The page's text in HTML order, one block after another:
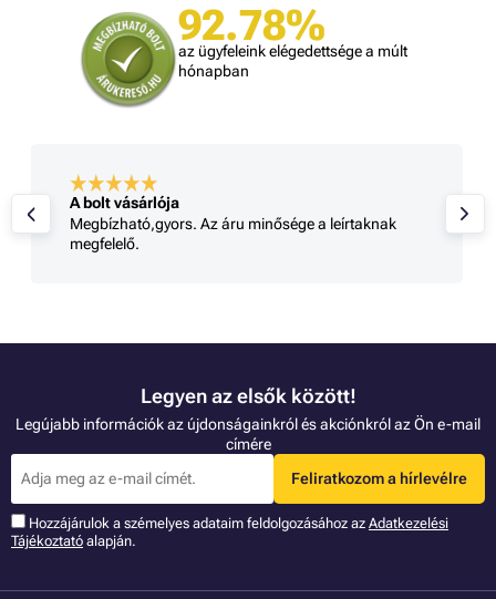
92.78%
az ügyfeleink elégedettsége a múlt
hónapban
A bolt vásárlója
Megbízható,gyors. Az áru minősége a leírtaknak
megfelelő.
Legyen az elsők között!
Legújabb információk az újdonságainkról és akciónkról az Ön e-mail
címére
Feliratkozom a hírlevélre
Hozzájárulok a szémelyes adataim feldolgozásához az Adatkezelési
Tájékoztató alapján.